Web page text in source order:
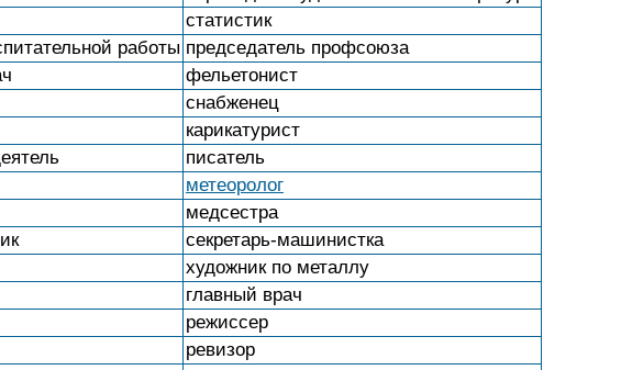
статистик
работы председатель профсоюза
фельетонист
снабженец
карикатурист
писатель
метеоролог
медсестра
секретарь-машинистка
художник по металлу
главный врач
режиссер
ревизор